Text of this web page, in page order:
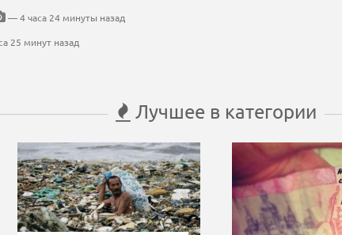
— 4 часа 24 минуты назад
25 минут назад
Лучшее в категории